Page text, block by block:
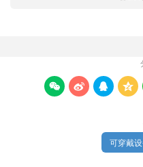
   
可穿戴